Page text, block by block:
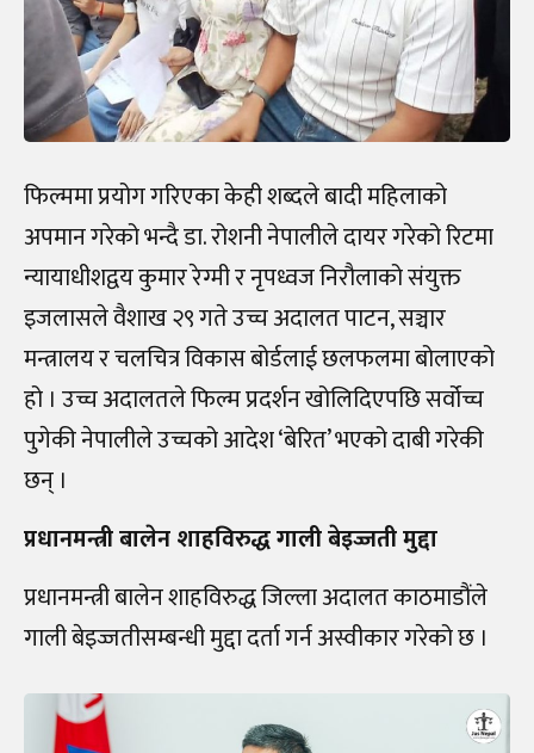
फिल्ममा प्रयोग गरिएका केही शब्दले बादी महिलाको
अपमान गरेको भन्दै डा. रोशनी नेपालीले दायर गरेको रिटमा
न्यायाधीशद्वय कुमार रेग्मी र नृपध्वज निरौलाको संयुक्त
इजलासले वैशाख २९ गते उच्च अदालत पाटन, सञ्चार
मन्त्रालय र चलचित्र विकास बोर्डलाई छलफलमा बोलाएको
हो । उच्च अदालतले फिल्म प्रदर्शन खोलिदिएपछि सर्वोच्च
पुगेकी नेपालीले उच्चको आदेश ‘बेरित’ भएको दाबी गरेकी
छन् ।
प्रधानमन्त्री बालेन शाहविरुद्ध गाली बेइज्जती मुद्दा
प्रधानमन्त्री बालेन शाहविरुद्ध जिल्ला अदालत काठमाडौंले
गाली बेइज्जतीसम्बन्धी मुद्दा दर्ता गर्न अस्वीकार गरेको छ ।